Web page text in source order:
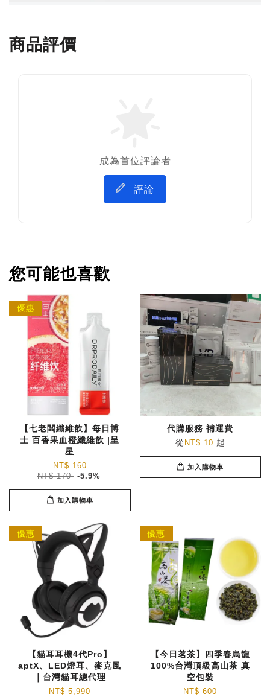
商品評價
成為首位評論者
評論
您可能也喜歡
優惠
【七老闆纖維飲】每日博
士 百香果血橙纖維飲 |呈
星
NT$ 160
NT$ 170 -5.9%
加入購物車
代購服務 補運費
從 NT$ 10 起
加入購物車
優惠
【貓耳耳機4代Pro】
aptX、LED燈耳、麥克風
｜台灣貓耳總代理
NT$ 5,990
優惠
【今日茗茶】四季春烏龍
100%台灣頂級高山茶 真
空包裝
NT$ 600